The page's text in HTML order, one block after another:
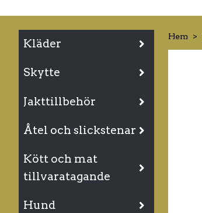
Kläder
Skytte
Jakttillbehör
Åtel och slickstenar
Kött och mat
tillvaratagande
Hund
Hem